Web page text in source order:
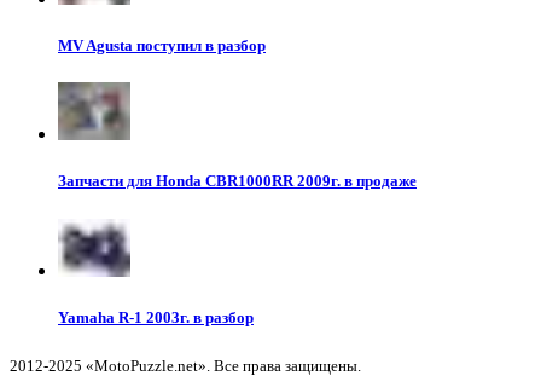
MV Agusta поступил в разбор
Запчасти для Honda CBR1000RR 2009г. в продаже
Yamaha R-1 2003г. в разбор
2012-2025 «MotoPuzzle.net». Все права защищены.